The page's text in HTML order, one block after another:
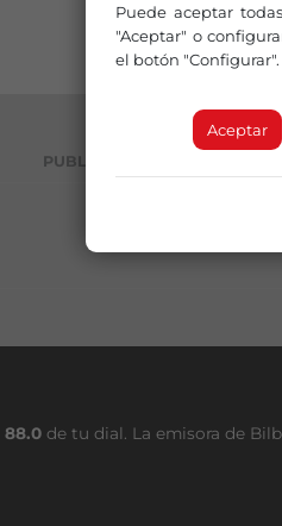
PUBLICIDAD
88.0 de tu dial. La emisora de
Puede aceptar
"Aceptar" o
el botón "Configurar".
Aceptar